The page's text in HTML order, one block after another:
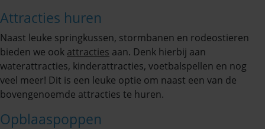
Attracties huren
Naast leuke springkussen, stormbanen en rodeostieren
bieden we ook attracties aan. Denk hierbij aan
waterattracties, kinderattracties, voetbalspellen en nog
veel meer! Dit is een leuke optie om naast een van de
bovengenoemde attracties te huren.
Opblaaspoppen